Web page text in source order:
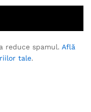
reduce spamul. Află
tale.